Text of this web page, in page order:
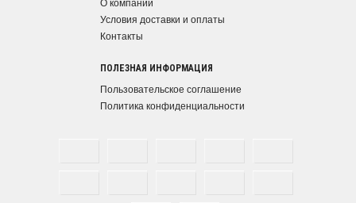
О компании
Условия доставки и оплаты
Контакты
ПОЛЕЗНАЯ ИНФОРМАЦИЯ
Пользовательское соглашение
Политика конфиденциальности